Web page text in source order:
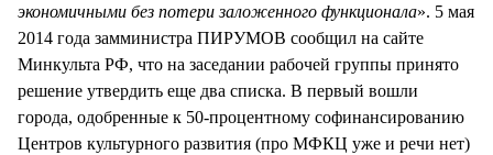
экономичными без потери заложенного функционала». 5 мая
2014 года замминистра ПИРУМОВ сообщил на сайте
Минкульта РФ, что на заседании рабочей группы принято
решение утвердить еще два списка. В первый вошли
города, одобренные к 50-процентному софинансированию
Центров культурного развития (про МФКЦ уже и речи нет)